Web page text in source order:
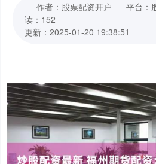
作者：股票配资开户 平台：
读：152
更新：2025-01-20 19:38:51